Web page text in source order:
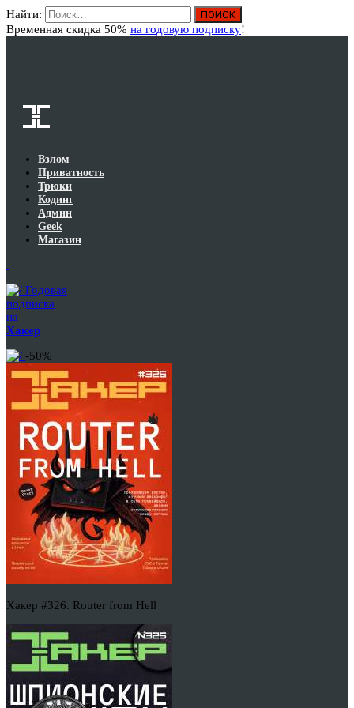
Найти:
Временная скидка 50% на годовую подписку!
Взлом
Приватность
Трюки
Кодинг
Админ
Geek
Магазин
Годовая
подписка
на
Хакер
-50%
Хакер #326. Router from Hell